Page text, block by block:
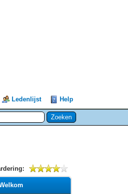
Ledenlijst Help